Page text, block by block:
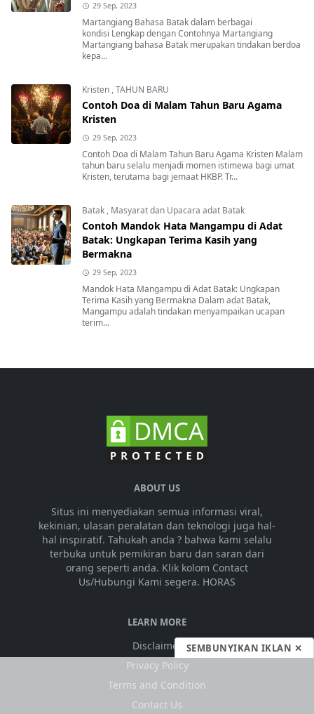
29 Sep, 2023
Martangiang Bahasa Batak dalam berbagai
kondisi Lengkap dengan Contohnya Martangiang
Martangiang bahasa Batak merupakan tindakan berdoa
kepa...
Kristen ,TAHUN BARU
Contoh Doa di Malam Tahun Baru Agama
Kristen
29 Sep, 2023
Contoh Doa di Malam Tahun Baru Agama Kristen Malam
tahun baru selalu menjadi momen istimewa bagi umat
Kristen, terutama bagi jemaat HKBP. Tr...
Batak , Masyarat dan Upacara adat Batak
Contoh Mandok Hata Mangampu di Adat
Batak: Ungkapan Terima Kasih yang
Bermakna
29 Sep, 2023
Mandok Hata Mangampu di Adat Batak: Ungkapan
Terima Kasih yang Bermakna Dalam adat Batak,
Mangampu adalah tindakan menyampaikan ucapan
terim...
ABOUT US
Situs ini menyediakan semua informasi viral,
kekinian, ulasan peralatan dan teknologi juga hal-
hal inspiratif. Tahukah anda ? bahwa kami selalu
terbuka untuk pemikiran baru dan saran dari
orang seperti anda. Klik kolom Contact
Us/Hubungi Kami segera. HORAS
LEARN MORE
Disclaimer
Privacy Policy
Terms and Condition
Contact Us
SEMBUNYIKAN IKLAN ✕